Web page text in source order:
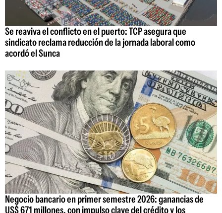
Se reaviva el conflicto en el puerto: TCP asegura que
sindicato reclama reducción de la jornada laboral como
acordó el Sunca
Negocio bancario en primer semestre 2026: ganancias de
US$ 671 millones, con impulso clave del crédito y los